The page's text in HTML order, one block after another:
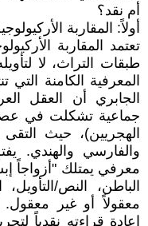
أم نقد؟
أولاً: المقاربة
تعتمد المقاربة
طبقات التراث، لا
المعرفية الكامنة
الجابري أن العقل
جماعية تشكلت في عصر
الهجريين)، حيث التقى
والفارسي والهندي.
معرفي يمتلك "أزواجاً
الباطن، النص/
معقولاً أو غير
إعادة قراءته نقدياً